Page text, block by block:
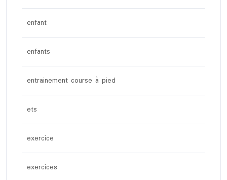
enfant
enfants
entrainement course à pied
ets
exercice
exercices